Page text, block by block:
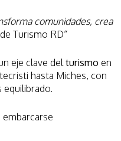
comunidades, crea
Turismo RD“
eje clave delturismo en
hasta Miches, con